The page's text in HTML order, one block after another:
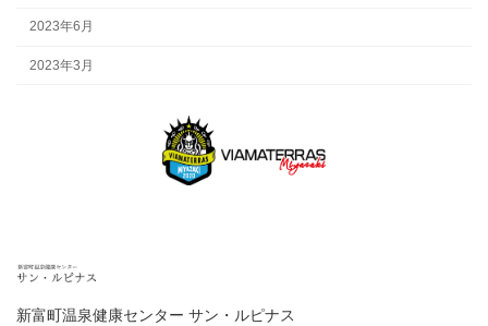
2023年6月
2023年3月
新富町温泉健康センター サン・ルピナス